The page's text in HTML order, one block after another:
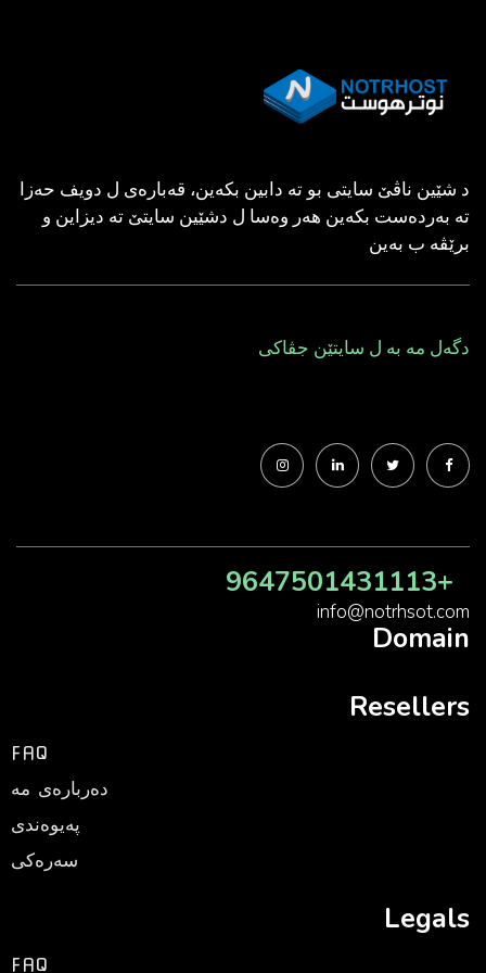
د شێین ناڤێ سایتی بو ته‌ دابین بكه‌ین، قه‌باره‌ی ل دویف حه‌زا
ته‌ به‌رده‌ست بكه‌ین هه‌ر وه‌سا ل دشێین سایتێ ته‌ دیزاین و
برێڤه‌ ب به‌ین
دگه‌ل مه‌ به‌ ل سایتێن جڤاكی
+9647501431113
info@notrhsot.com
Domain
Resellers
FAQ
ده‌رباره‌ی مه‌
په‌یوه‌ندی
سه‌ره‌كی
Legals
FAQ